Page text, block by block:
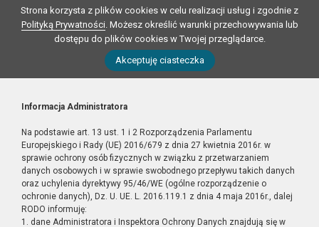
Strona korzysta z plików cookies w celu realizacji usług i zgodnie z
Polityką Prywatności. Możesz określić warunki przechowywania lub
dostępu do plików cookies w Twojej przeglądarce.
Akceptuję ciasteczka
Informacja Administratora
Na podstawie art. 13 ust. 1 i 2 Rozporządzenia Parlamentu
Europejskiego i Rady (UE) 2016/679 z dnia 27 kwietnia 2016r. w
sprawie ochrony osób fizycznych w związku z przetwarzaniem
danych osobowych i w sprawie swobodnego przepływu takich danych
oraz uchylenia dyrektywy 95/46/WE (ogólne rozporządzenie o
ochronie danych), Dz. U. UE. L. 2016.119.1 z dnia 4 maja 2016r., dalej
RODO informuję:
1. dane Administratora i Inspektora Ochrony Danych znajdują się w